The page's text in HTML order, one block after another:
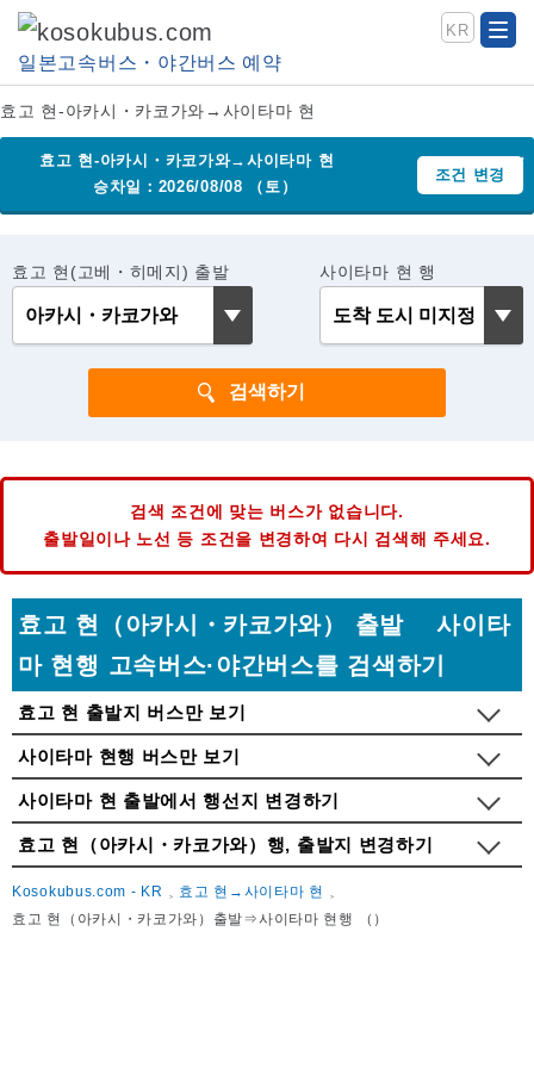
일본고속버스・야간버스 예약
KR
효고 현-아카시・카코가와→사이타마 현
효고 현-아카시・카코가와→사이타마 현
승차일：2026/08/08 （토）
조건 변경
효고 현(고베・히메지) 출발 사이타마 현 행
검색 조건에 맞는 버스가 없습니다.
출발일이나 노선 등 조건을 변경하여 다시 검색해 주세요.
효고 현（아카시・카코가와） 출발 사이타
마 현행 고속버스·야간버스를 검색하기
효고 현 출발지 버스만 보기
사이타마 현행 버스만 보기
사이타마 현 출발에서 행선지 변경하기
효고 현（아카시・카코가와）행, 출발지 변경하기
Kosokubus.com - KR
효고 현→사이타마 현
효고 현（아카시・카코가와）출발⇒사이타마 현행 （）